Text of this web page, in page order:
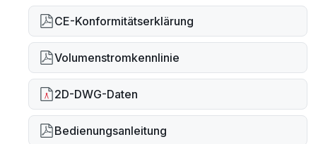
CE-Konformitätserklärung
Volumenstromkennlinie
2D-DWG-Daten
Bedienungsanleitung